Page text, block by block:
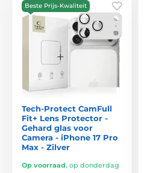
Beste Prijs-Kwaliteit
Tech-Protect CamFull
Fit+ Lens Protector -
Gehard glas voor
Camera - iPhone 17 Pro
Max - Zilver
Op voorraad, op donderdag